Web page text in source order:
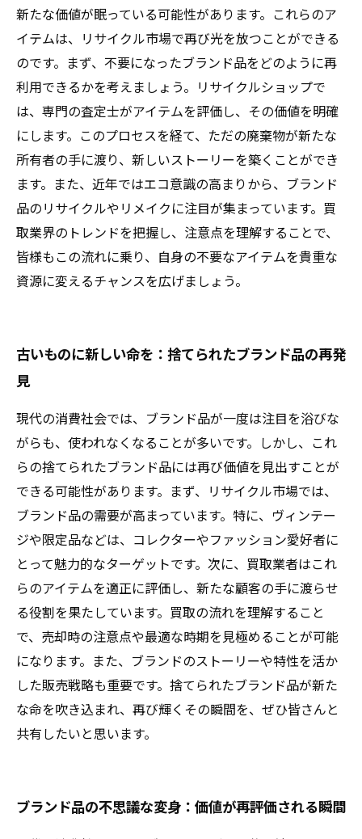
捨てられたブランド品が輝きを取り戻す瞬間に
立ち会おう
新たな価値が眠っている可能性があります。これらのア
イテムは、リサイクル市場で再び光を放つことができる
のです。まず、不要になったブランド品をどのように再
利用できるかを考えましょう。リサイクルショップで
は、専門の査定士がアイテムを評価し、その価値を明確
にします。このプロセスを経て、ただの廃棄物が新たな
所有者の手に渡り、新しいストーリーを築くことができ
ます。また、近年ではエコ意識の高まりから、ブランド
品のリサイクルやリメイクに注目が集まっています。買
取業界のトレンドを把握し、注意点を理解することで、
皆様もこの流れに乗り、自身の不要なアイテムを貴重な
資源に変えるチャンスを広げましょう。
古いものに新しい命を：捨てられたブランド品の再発
見
現代の消費社会では、ブランド品が一度は注目を浴びな
がらも、使われなくなることが多いです。しかし、これ
らの捨てられたブランド品には再び価値を見出すことが
できる可能性があります。まず、リサイクル市場では、
ブランド品の需要が高まっています。特に、ヴィンテー
ジや限定品などは、コレクターやファッション愛好者に
とって魅力的なターゲットです。次に、買取業者はこれ
らのアイテムを適正に評価し、新たな顧客の手に渡らせ
る役割を果たしています。買取の流れを理解すること
で、売却時の注意点や最適な時期を見極めることが可能
になります。また、ブランドのストーリーや特性を活か
した販売戦略も重要です。捨てられたブランド品が新た
な命を吹き込まれ、再び輝くその瞬間を、ぜひ皆さんと
共有したいと思います。
ブランド品の不思議な変身：価値が再評価される瞬間